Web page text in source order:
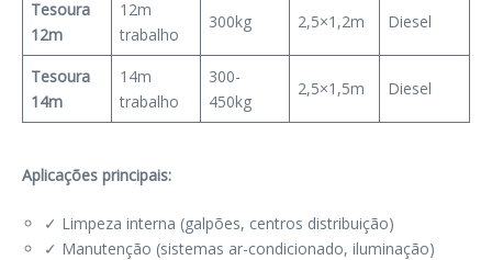
Tesoura
12m
12m
trabalho
300kg 2,5×1,2m Diesel
Tesoura
14m
14m
trabalho
300-
450kg
2,5×1,5m Diesel
Aplicações principais:
✓ Limpeza interna (galpões, centros distribuição)
✓ Manutenção (sistemas ar-condicionado, iluminação)